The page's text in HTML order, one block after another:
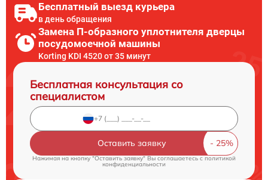
Бесплатный выезд курьера
в день обращения
Замена П-образного уплотнителя дверцы
посудомоечной машины
Korting KDI 4520 от 35 минут
Бесплатная консультация со
специалистом
Оставить заявку
Нажимая на кнопку "Оставить заявку" Вы соглашаетесь cполитикой
конфиденциальности